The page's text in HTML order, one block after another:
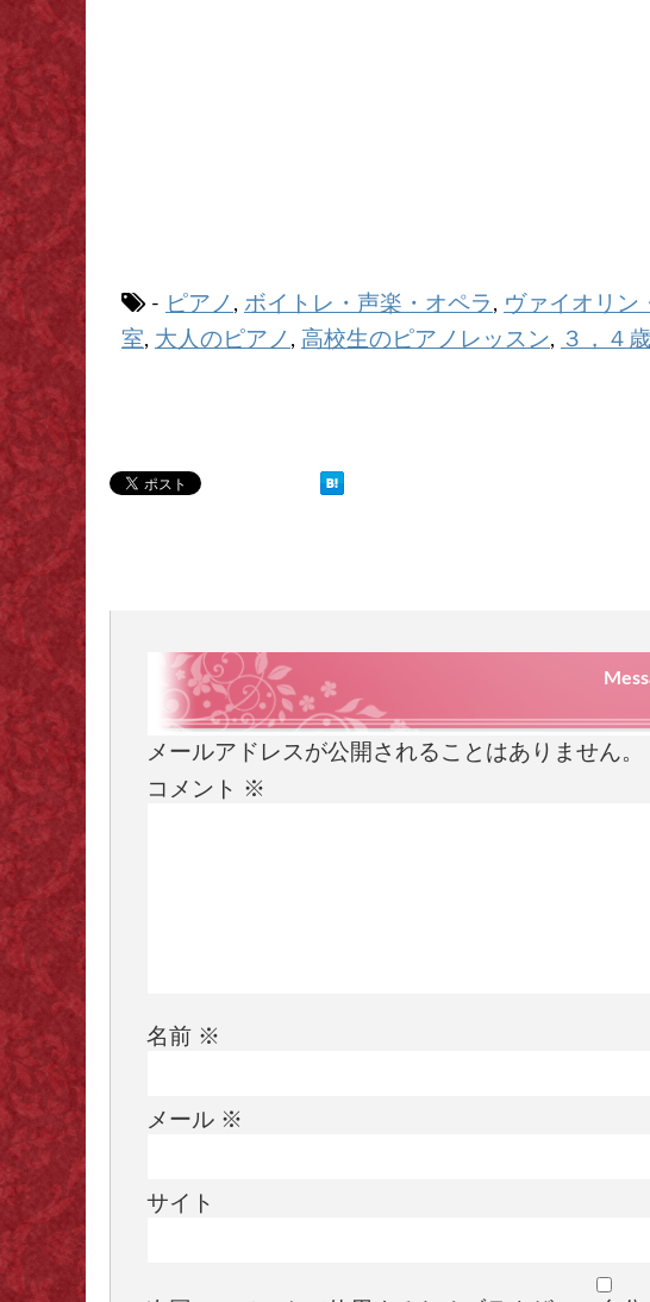
- ピアノ , ボイトレ・声楽・オペラ , ヴァイオリン
室, 大人のピアノ , 高校生のピアノレッスン, ３，４
メールアドレスが公開されることはありません。
コメント ※
名前 ※
メール ※
サイト